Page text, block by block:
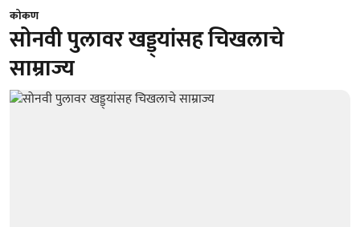
कोकण
सोनवी पुलावर खड्ड्यांसह चिखलाचे
साम्राज्य